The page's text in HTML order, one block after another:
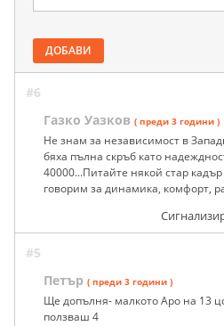
ДОБАВИ
#6
Газко Уазков ( преди 3 години )
Не знам за независимост в
бяха пълна скръб като
40000...Питайте някой стар
говорим за динамика, комфорт,
#5
Петър ( преди 3 години )
Ще допълня- малкото Аро на 13
ползваш 4